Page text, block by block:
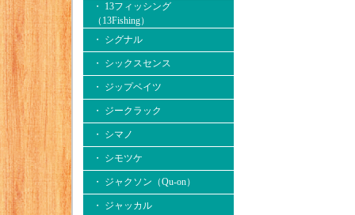
・ 13フィッシング
（13Fishing）
・ シグナル
・ シックスセンス
・ ジップベイツ
・ ジークラック
・ シマノ
・ シモツケ
・ ジャクソン（Qu-on）
・ ジャッカル